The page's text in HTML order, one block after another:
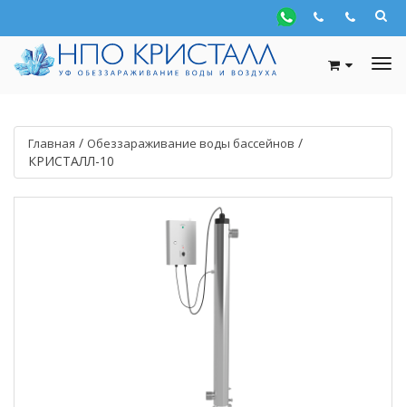
Главная / Обеззараживание воды бассейнов /
КРИСТАЛЛ-10